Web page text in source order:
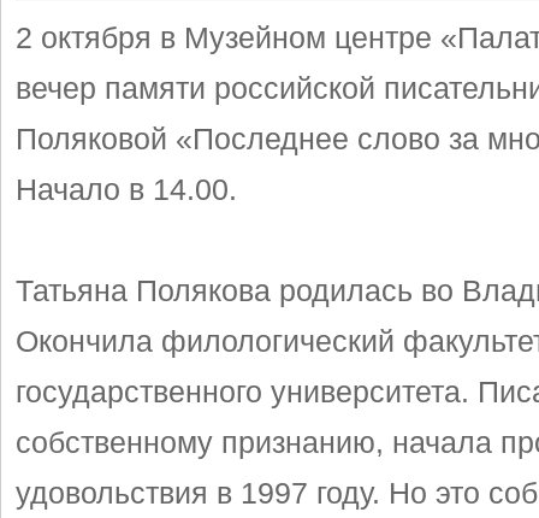
2 октября в Музейном центре
вечер памяти российской
Поляковой «Последнее слово за
Начало в 14.00.
Татьяна Полякова родилась во
Окончила филологический
государственного университета.
собственному признанию, начала
удовольствия в 1997 году. Но это